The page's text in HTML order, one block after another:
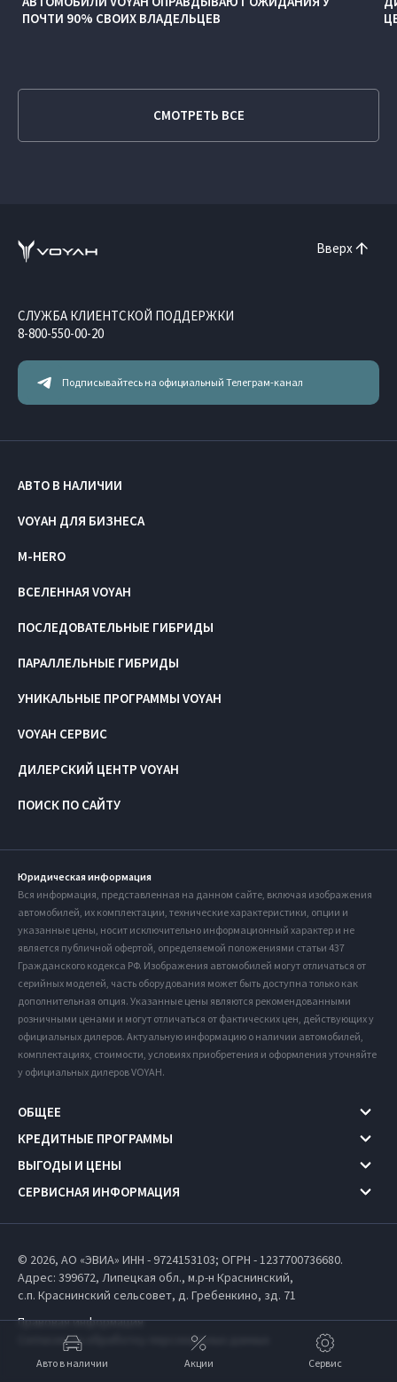
ПОЧТИ 90% СВОИХ ВЛАДЕЛЬЦЕВ
СМОТРЕТЬ ВСЕ
Вверх
Подписывайтесь на официальный Телеграм-канал
СЛУЖБА КЛИЕНТСКОЙ ПОДДЕРЖКИ
8-800-550-00-20
АВТО В НАЛИЧИИ
VOYAH ДЛЯ БИЗНЕСА
M-HERO
ПОИСК ПО САЙТУ
ВСЕЛЕННАЯ VOYAH
ПОСЛЕДОВАТЕЛЬНЫЕ ГИБРИДЫ
ПАРАЛЛЕЛЬНЫЕ ГИБРИДЫ
УНИКАЛЬНЫЕ ПРОГРАММЫ VOYAH
VOYAH СЕРВИС
ДИЛЕРСКИЙ ЦЕНТР VOYAH
Юридическая информация
Вся информация, представленная на данном сайте, включая изображения
автомобилей, их комплектации, технические характеристики, опции и
указанные цены, носит исключительно информационный характер и не
является публичной офертой, определяемой положениями статьи 437
Гражданского кодекса РФ. Изображения автомобилей могут отличаться от
серийных моделей, часть оборудования может быть доступна только как
дополнительная опция. Указанные цены являются рекомендованными
розничными ценами и могут отличаться от фактических цен, действующих у
официальных дилеров. Актуальную информацию о наличии автомобилей,
комплектациях, стоимости, условиях приобретения и оформления уточняйте
у официальных дилеров VOYAH.
ОБЩЕЕ
КРЕДИТНЫЕ ПРОГРАММЫ
ВЫГОДЫ И ЦЕНЫ
СЕРВИСНАЯ ИНФОРМАЦИЯ
© 2026, АО «ЭВИА» ИНН - 9724153103; ОГРН - 1237700736680.
Адрес: 399672, Липецкая обл., м.р-н Краснинский,
с.п. Краснинский сельсовет, д. Гребенкино, зд. 71
Правовая информация
Согласие на обработку персональных данных
Авто в наличии Акции Сервис